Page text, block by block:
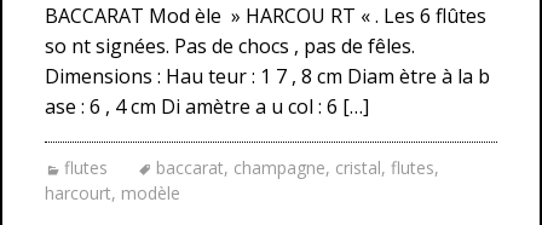
BACCARAT Mod èle » HARCOU RT « . Les 6 flûtes
so nt signées. Pas de chocs , pas de fêles.
Dimensions : Hau teur : 1 7 , 8 cm Diam ètre à la b
ase : 6 , 4 cm Di amètre a u col : 6 […]
flutes baccarat, champagne, cristal, flutes,
harcourt, modèle